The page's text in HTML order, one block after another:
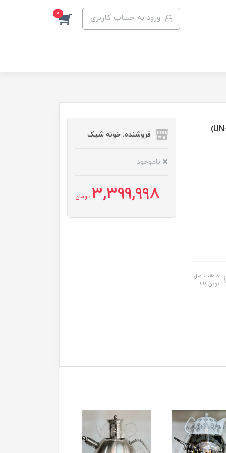
ورود به حساب کاربری 0
ضمانت اصل
بودن کالا
فروشنده: خونه شیک
ناموجود
3,399,998 تومان